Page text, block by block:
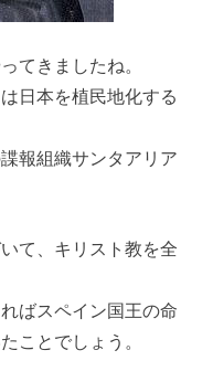
てきましたね。
日本を植民地化する
報組織サンタアリア
て、キリスト教を全
ばスペイン国王の命
ことでしょう。